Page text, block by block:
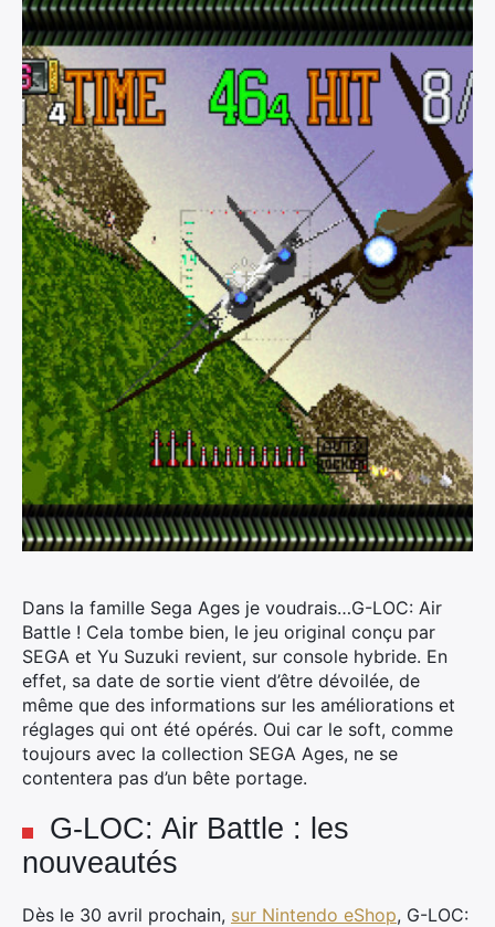
Dans la famille Sega Ages je voudrais…G-LOC: Air
Battle ! Cela tombe bien, le jeu original conçu par
SEGA et Yu Suzuki revient, sur console hybride. En
effet, sa date de sortie vient d’être dévoilée, de
même que des informations sur les améliorations et
réglages qui ont été opérés. Oui car le soft, comme
toujours avec la collection SEGA Ages, ne se
contentera pas d’un bête portage.
G-LOC: Air Battle : les
nouveautés
Dès le 30 avril prochain, sur Nintendo eShop, G-LOC: